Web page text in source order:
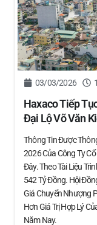
03/03/2026
Haxaco Tiếp
Đại Lộ Võ Văn
Thông Tin Được
2026 Của Công Ty
Đây. Theo Tài Liệu
542 Tỷ Đồng. Hội
Giá Chuyển Nhượng
Hơn Giá Trị Hợp Lý
Năm Nay.